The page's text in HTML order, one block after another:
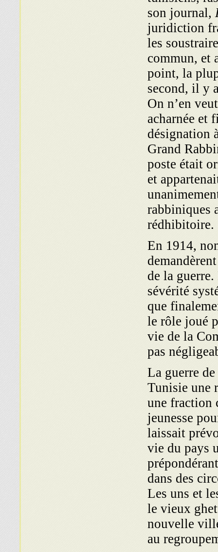
son journal,
juridiction
les
commun, et
point, la
second, il y
On n’en
acharnée et
désignation
Grand
poste était
et
rabbiniques
rédhibitoire.
En 1914,
de la
sévérité
que
le rôle joué
vie de la
pas
La guerre
Tunisie une
une fraction
jeunesse
laissait
vie du pays
dans des
Les uns et
le vieux
nouvelle
au